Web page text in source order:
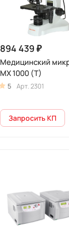
894 439 ₽
Медицинский
MX 1000 (T)
5 Арт. 2301
Запросить КП